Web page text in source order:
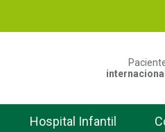
Portal San
internacional
Hospital Infantil